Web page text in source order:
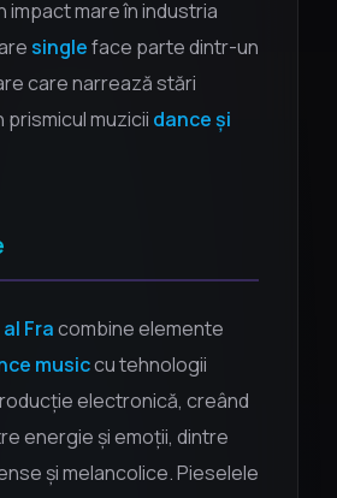
impact mare în industria
singleface parte dintr-un
care narrează stări
muzicii dance și
Fracombine elemente
musiccu tehnologii
electronică, creând
energie și emoții, dintre
și melancolice. Pieselele